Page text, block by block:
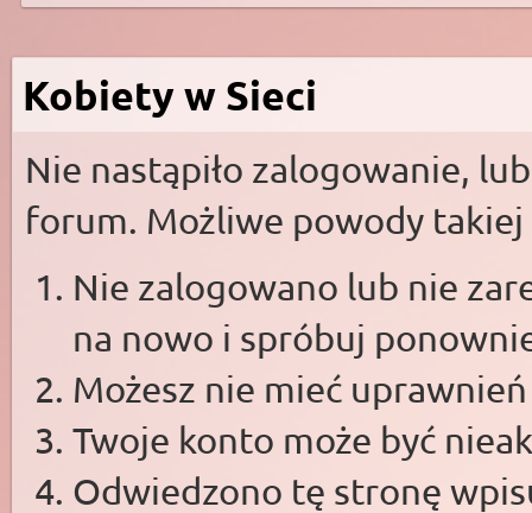
Kobiety w Sieci
Nie nastąpiło zalogowanie,
forum. Możliwe powody takiej
Nie zalogowano lub nie
na nowo i spróbuj
Możesz nie mieć
Twoje konto może być
Odwiedzono tę stronę